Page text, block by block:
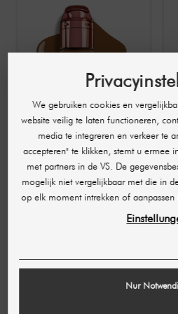
PERMA BLEND
Luxe PMU-Areola
Colour Unbeatable
Brown 15 ml
€ 42,35
We gebruiken cookies en
website veilig te laten functioneren,
media te integreren en verkeer te
accepteren" te klikken, stemt u ermee
met partners in de VS. De
mogelijk niet vergelijkbaar met die in
op elk moment intrekken of
Nur